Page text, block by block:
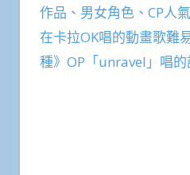
作品、男女角色、CP人
在卡拉OK唱的動畫歌難
種》OP「unravel」唱